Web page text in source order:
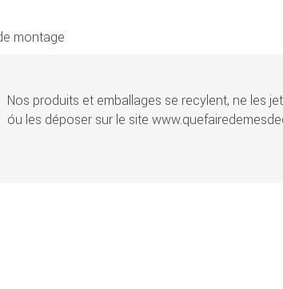
montage
Nos produits et emballages se recylent, ne les
óu les déposer sur le site